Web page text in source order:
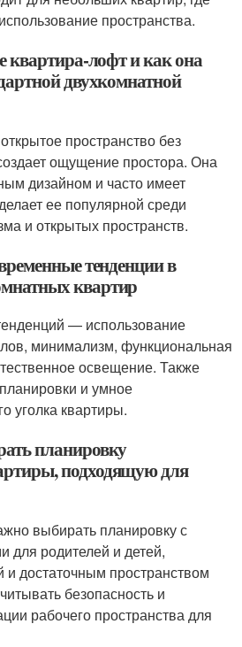
пространства.
квартира-лофт и как она
двухкомнатной
пространство без
ощущение простора. Она
дизайном и часто имеет
ее популярной среди
и открытых пространств.
тенденции в
квартир
— использование
минимализм, функциональная
освещение. Также
и умное
уголка квартиры.
планировку
подходящую для
выбирать планировку с
для родителей и детей,
и достаточным пространством
безопасность и
рабочего пространства для